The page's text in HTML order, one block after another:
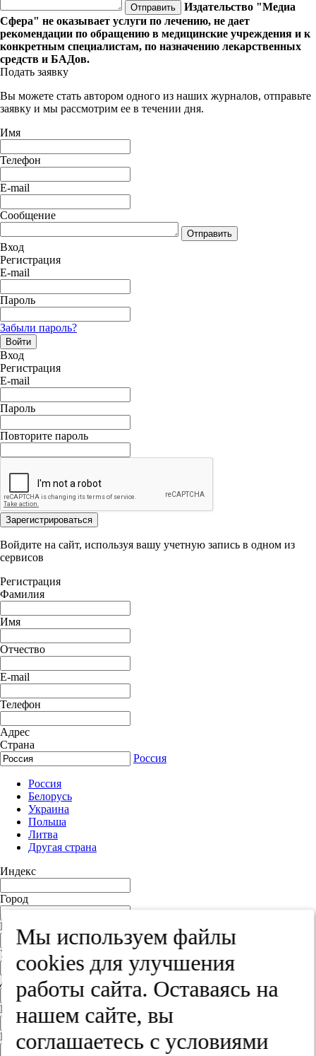
Отправить
Издательство "Медиа
Сфера" не оказывает услуги по лечению, не дает
рекомендации по обращению в медицинские учреждения и к
конкретным специалистам, по назначению лекарственных
средств и БАДов.
Подать заявку
Вы можете стать автором одного из наших журналов, отправьте
заявку и мы рассмотрим ее в течении дня.
Имя
Телефон
E-mail
Сообщение
Отправить
Вход
Регистрация
E-mail
Пароль
Забыли пароль?
Войти
Вход
Регистрация
E-mail
Пароль
Повторите пароль
Зарегистрироваться
Войдите на сайт, используя вашу учетную запись в одном из
сервисов
Регистрация
Фамилия
Имя
Отчество
E-mail
Телефон
Адрес
Страна
Россия
Россия
Белорусь
Украина
Польша
Литва
Другая страна
Индекс
Город
Край
Улица
Дом
Квартира
Название юридического лица
Мы используем файлы
cооkies для улучшения
работы сайта. Оставаясь на
нашем сайте, вы
соглашаетесь с условиями